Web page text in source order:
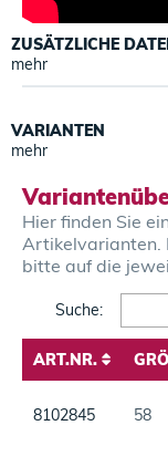
ZUSÄTZLICHE
mehr
VARIANTEN
mehr
Hier finden Sie
Artikelvarianten.
bitte auf die
Search:
ART.NR.
8102845
58